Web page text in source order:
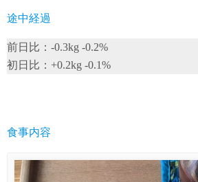
途中経過
前日比：-0.3kg -0.2%
初日比：+0.2kg -0.1%
食事内容